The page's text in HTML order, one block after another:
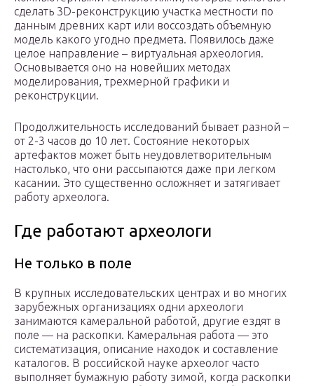
сделать 3D-реконструкцию участка местности по
данным древних карт или воссоздать объемную
модель какого угодно предмета. Появилось даже
целое направление – виртуальная археология.
Основывается оно на новейших методах
моделирования, трехмерной графики и
реконструкции.
Продолжительность исследований бывает разной –
от 2-3 часов до 10 лет. Состояние некоторых
артефактов может быть неудовлетворительным
настолько, что они рассыпаются даже при легком
касании. Это существенно осложняет и затягивает
работу археолога.
Где работают археологи
Не только в поле
В крупных исследовательских центрах и во многих
зарубежных организациях одни археологи
занимаются камеральной работой, другие ездят в
поле — на раскопки. Камеральная работа — это
систематизация, описание находок и составление
каталогов. В российской науке археолог часто
выполняет бумажную работу зимой, когда раскопки